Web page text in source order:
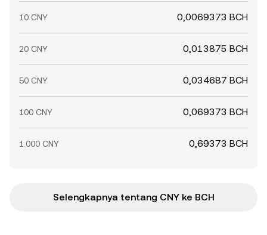
10 CNY 0,0069373 BCH
20 CNY 0,013875 BCH
50 CNY 0,034687 BCH
100 CNY 0,069373 BCH
1.000 CNY 0,69373 BCH
Selengkapnya tentang CNY ke BCH